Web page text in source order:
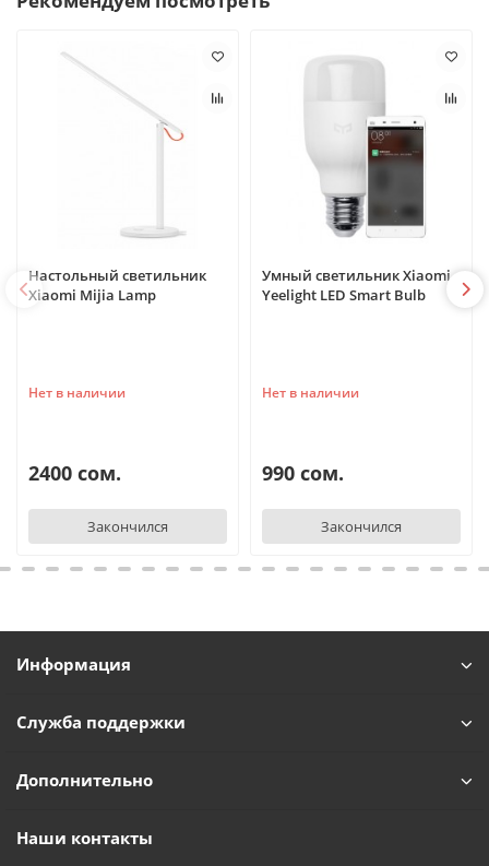
Настольный светильник
Xiaomi Mijia Lamp
Нет в наличии
2400 сом.
Закончился
Умный светильник Xiaomi
Yeelight LED Smart Bulb
Нет в наличии
990 сом.
Закончился
Информация
Служба поддержки
Дополнительно
Наши контакты